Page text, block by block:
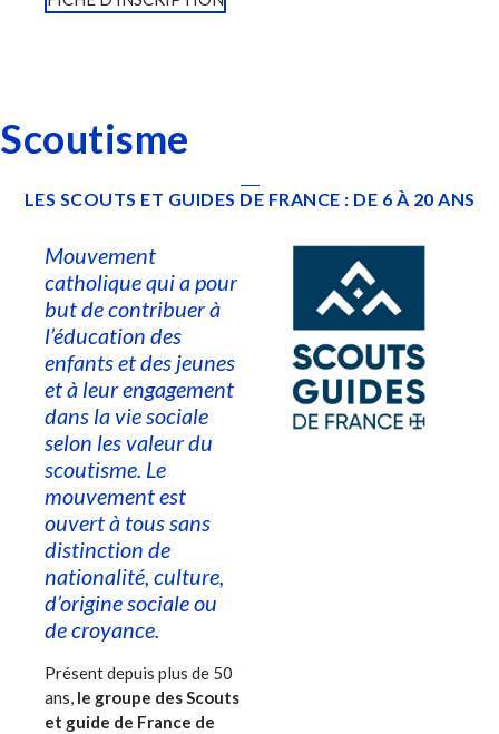
Scoutisme
LES SCOUTS ET GUIDES DE FRANCE : DE 6 À 20 ANS
Mouvement
catholique qui a pour
but de contribuer à
l’éducation des
enfants et des jeunes
et à leur engagement
dans la vie sociale
selon les valeur du
scoutisme. Le
mouvement est
ouvert à tous sans
distinction de
nationalité, culture,
d’origine sociale ou
de croyance.
Présent depuis plus de 50
ans, le groupe des Scouts
et guide de France de